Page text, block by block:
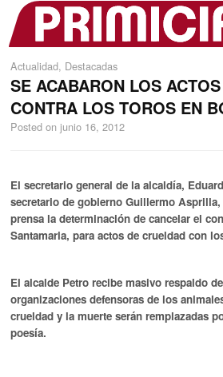
Actualidad, Destacadas
SE ACABARON LOS
CONTRA LOS TOROS EN
Posted on junio 16, 2012
El secretario general de la alcaldía,
secretario de gobierno Guillermo
prensa la determinación de cancelar el
Santamaria, para actos de crueldad con
El alcalde Petro recibe masivo respaldo
organizaciones defensoras de los
crueldad y la muerte serán remplazadas
poesía.